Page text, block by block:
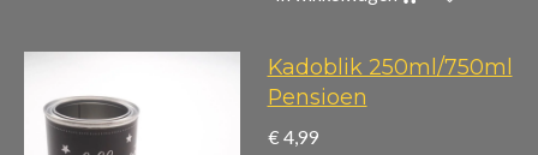
Kadoblik 250ml/750ml
Pensioen
€ 4,99